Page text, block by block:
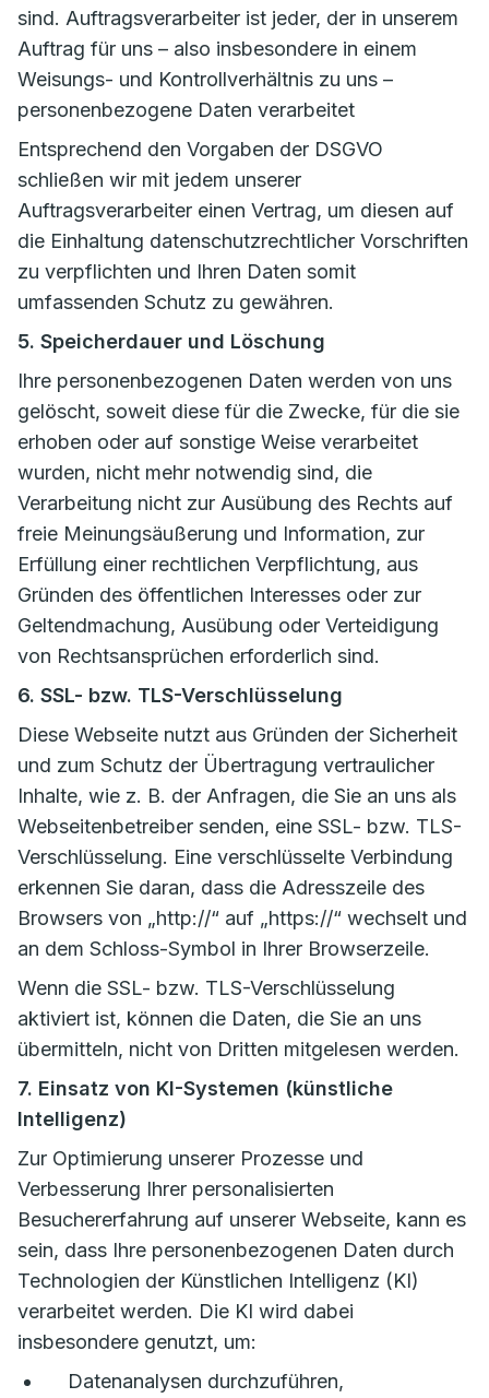
sind. Auftragsverarbeiter ist jeder, der in unserem
Auftrag für uns – also insbesondere in einem
Weisungs- und Kontrollverhältnis zu uns –
personenbezogene Daten verarbeitet
Entsprechend den Vorgaben der DSGVO
schließen wir mit jedem unserer
Auftragsverarbeiter einen Vertrag, um diesen auf
die Einhaltung datenschutzrechtlicher Vorschriften
zu verpflichten und Ihren Daten somit
umfassenden Schutz zu gewähren.
5. Speicherdauer und Löschung
Ihre personenbezogenen Daten werden von uns
gelöscht, soweit diese für die Zwecke, für die sie
erhoben oder auf sonstige Weise verarbeitet
wurden, nicht mehr notwendig sind, die
Verarbeitung nicht zur Ausübung des Rechts auf
freie Meinungsäußerung und Information, zur
Erfüllung einer rechtlichen Verpflichtung, aus
Gründen des öffentlichen Interesses oder zur
Geltendmachung, Ausübung oder Verteidigung
von Rechtsansprüchen erforderlich sind.
6. SSL- bzw. TLS-Verschlüsselung
Diese Webseite nutzt aus Gründen der Sicherheit
und zum Schutz der Übertragung vertraulicher
Inhalte, wie z. B. der Anfragen, die Sie an uns als
Webseitenbetreiber senden, eine SSL- bzw. TLS-
Verschlüsselung. Eine verschlüsselte Verbindung
erkennen Sie daran, dass die Adresszeile des
Browsers von „http://“ auf „https://“ wechselt und
an dem Schloss-Symbol in Ihrer Browserzeile.
Wenn die SSL- bzw. TLS-Verschlüsselung
aktiviert ist, können die Daten, die Sie an uns
übermitteln, nicht von Dritten mitgelesen werden.
7. Einsatz von KI-Systemen (künstliche
Intelligenz)
Zur Optimierung unserer Prozesse und
Verbesserung Ihrer personalisierten
Besuchererfahrung auf unserer Webseite, kann es
sein, dass Ihre personenbezogenen Daten durch
Technologien der Künstlichen Intelligenz (KI)
verarbeitet werden. Die KI wird dabei
insbesondere genutzt, um:
Datenanalysen durchzuführen,